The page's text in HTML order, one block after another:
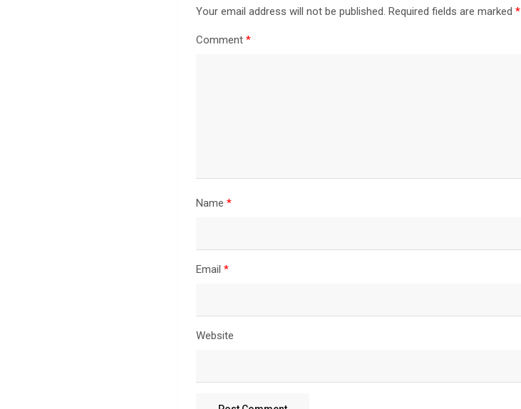
Your email address will not be published. Required fields are marked*
Comment*
Name*
Email*
Website